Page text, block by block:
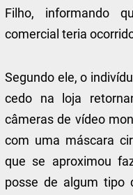
Filho, informando
comercial teria
Segundo ele, o
cedo na loja
câmeras de vídeo
com uma máscara
que se aproximou
posse de algum tipo